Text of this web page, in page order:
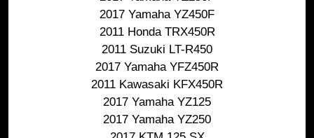
2017 Yamaha YZ450F
2011 Honda TRX450R
2011 Suzuki LT-R450
2017 Yamaha YFZ450R
2011 Kawasaki KFX450R
2017 Yamaha YZ125
2017 Yamaha YZ250